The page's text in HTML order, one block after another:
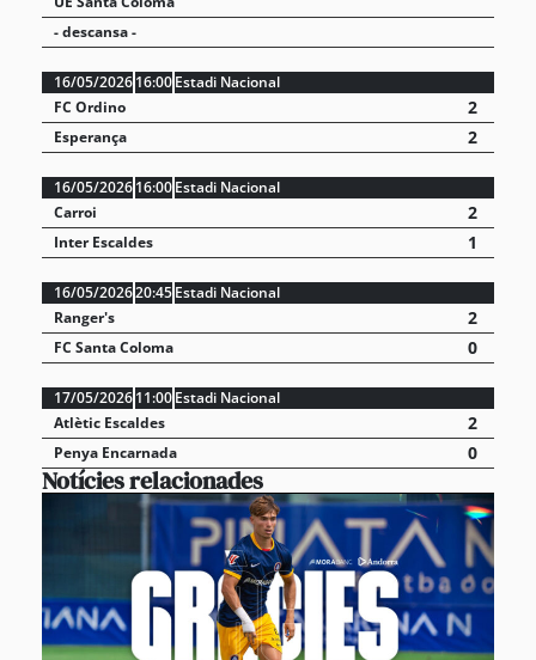
- descansa -
16/05/202616:00Estadi Nacional
FC Ordino
2
Esperança 2
16/05/202616:00Estadi Nacional
Carroi
2
Inter Escaldes 1
16/05/202620:45Estadi Nacional
Ranger's
2
FC Santa Coloma 0
17/05/202611:00Estadi Nacional
Atlètic Escaldes
2
Penya Encarnada 0
Notícies relacionades